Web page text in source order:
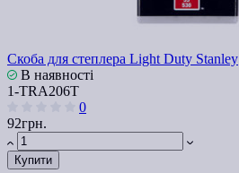
Скоба для степлера Light Duty Stanley
В наявності
1-TRA206T
0
92грн.
Купити